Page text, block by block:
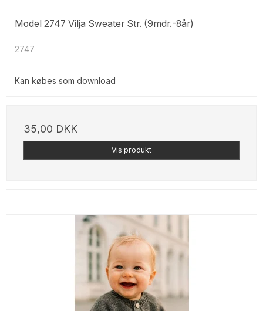
Model 2747 Vilja Sweater Str. (9mdr.-8år)
2747
Kan købes som download
35,00 DKK
Vis produkt